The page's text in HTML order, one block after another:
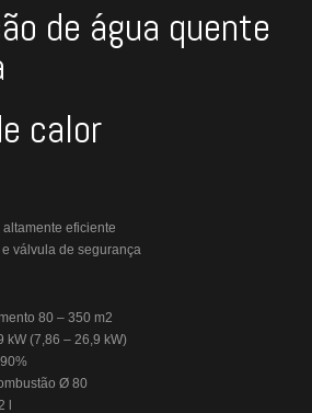
de água quente
calor
eficiente
válvula de segurança
80 – 350 m2
kW (7,86 – 26,9 kW)
Ø 80
l